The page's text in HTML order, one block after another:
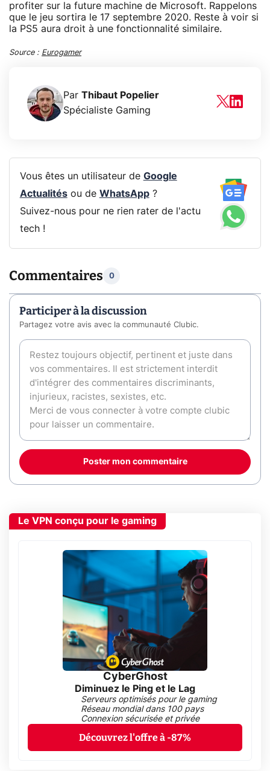
profiter sur la future machine de Microsoft. Rappelons
que le jeu sortira le 17 septembre 2020. Reste à voir si
la PS5 aura droit à une fonctionnalité similaire.
Source : Eurogamer
Par Thibaut Popelier
Spécialiste Gaming
Vous êtes un utilisateur de Google
Actualitésou de WhatsApp?
Suivez-nous pour ne rien rater de l'actu
tech !
Commentaires 0
Participer à la discussion
Partagez votre avis avec la communauté Clubic.
Poster mon commentaire
Le VPN conçu pour le gaming
CyberGhost
Diminuez le Ping et le Lag
Serveurs optimisés pour le gaming
Réseau mondial dans 100 pays
Connexion sécurisée et privée
Découvrez l'offre à -87%